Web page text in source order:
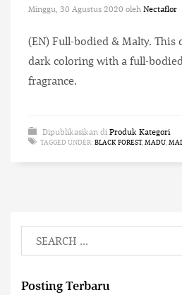
Minggu, 30 Agustus 2020 oleh Nectaflor
(EN) Full-bodied & Malty. This
dark coloring with a full-
fragrance.
Dipublikasikan di Produk Kategori
TAGGED UNDER: BLACK FOREST,MADU,
Posting Terbaru